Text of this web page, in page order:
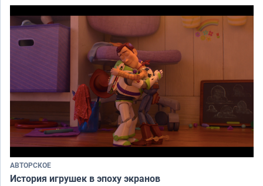
АВТОРСКОЕ
История игрушек в эпоху экранов